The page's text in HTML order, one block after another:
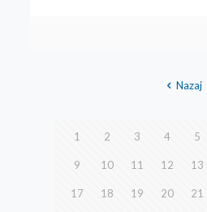
Nazaj
1 2 3 4 5
9 10 11 12 13
17 18 19 20 21